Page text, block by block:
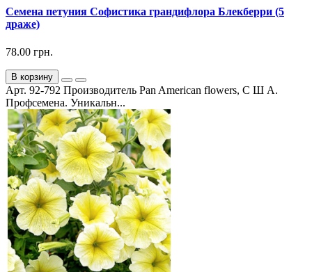
Семена петуния Софистика грандифлора Блекберри (5
драже)
78.00 грн.
В корзину
Арт. 92-792 Производитель Pan American flowers, С Ш А.
Профсемена. Уникальн...